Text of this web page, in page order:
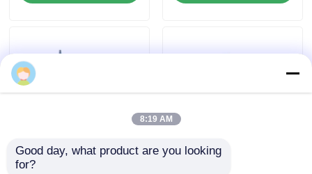
উদ্ধৃতির জন্য আবেদন
ল্যারিঞ্জিয়াল মাস্ক এয়ারওয়ে
উচ্চ মানের ইটিটি এলএমএ
8:19 AM
Good day, what product are you looking
for?